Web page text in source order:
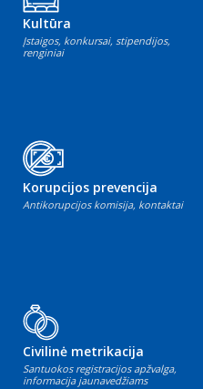
Kultūra
Įstaigos, konkursai, stipendijos,
renginiai
Korupcijos prevencija
Antikorupcijos komisija, kontaktai
Civilinė metrikacija
Santuokos registracijos apžvalga,
informacija jaunavedžiams